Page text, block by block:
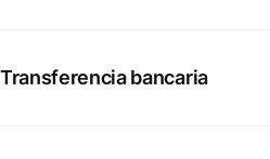
Transferencia bancaria